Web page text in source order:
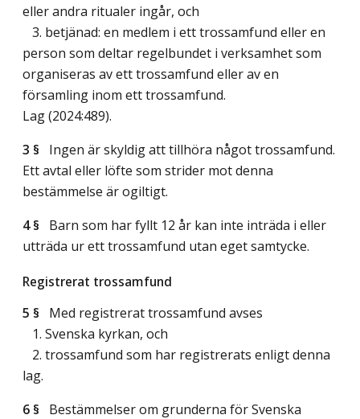
eller andra ritualer ingår, och
3. betjänad: en medlem i ett trossamfund eller en
person som deltar regelbundet i verksamhet som
organiseras av ett trossamfund eller av en
församling inom ett trossamfund.
Lag (2024:489).
3 § Ingen är skyldig att tillhöra något trossamfund.
Ett avtal eller löfte som strider mot denna
bestämmelse är ogiltigt.
4 § Barn som har fyllt 12 år kan inte inträda i eller
utträda ur ett trossamfund utan eget samtycke.
Registrerat trossamfund
5 § Med registrerat trossamfund avses
1. Svenska kyrkan, och
2. trossamfund som har registrerats enligt denna
lag.
6 § Bestämmelser om grunderna för Svenska